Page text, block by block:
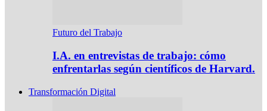
Futuro del Trabajo
I.A. en entrevistas de trabajo: cómo
enfrentarlas según científicos de Harvard.
Transformación Digital